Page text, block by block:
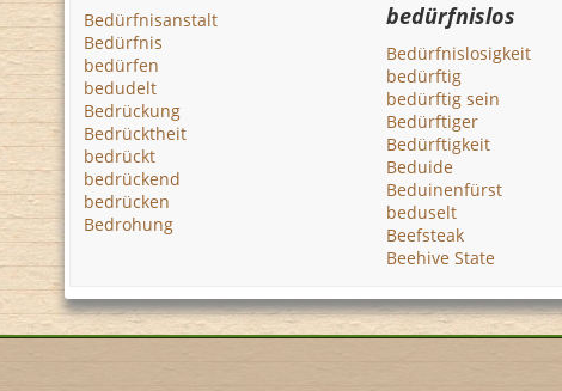
Bedürfnisanstalt
Bedürfnis
bedürfen
bedudelt
Bedrückung
Bedrücktheit
bedrückt
bedrückend
bedrücken
Bedrohung
bedürfnislos
Bedürfnislosigkeit
bedürftig
bedürftig sein
Bedürftiger
Bedürftigkeit
Beduide
Beduinenfürst
beduselt
Beefsteak
Beehive State